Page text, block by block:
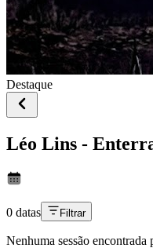
Destaque
Léo Lins -
0 datas Filtrar
Nenhuma sessão encontrada